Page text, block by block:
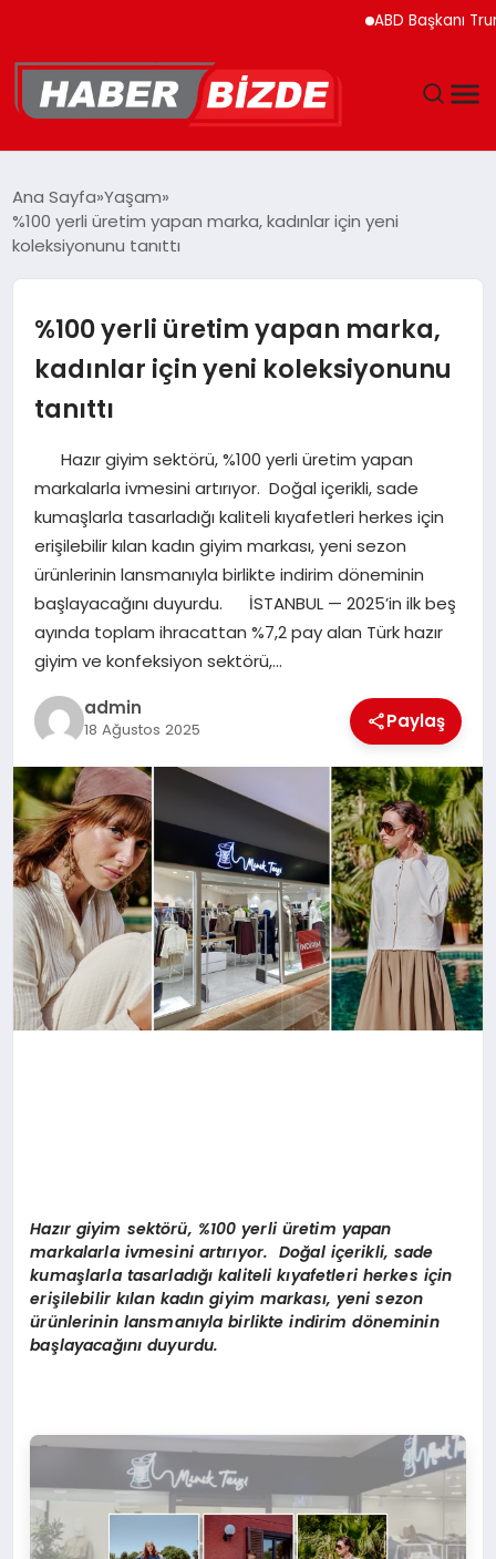
ABD Başkanı
YAŞAM
MAGAZIN
SPOR
TEKNOLOJI
Ana Sayfa Yaşam
%100 yerli üretim yapan marka, kadınlar için yeni
koleksiyonunu tanıttı
%100 yerli üretim yapan marka,
kadınlar için yeni koleksiyonunu
tanıttı
Hazır giyim sektörü, %100 yerli üretim yapan
markalarla ivmesini artırıyor. Doğal içerikli, sade
kumaşlarla tasarladığı kaliteli kıyafetleri herkes için
erişilebilir kılan kadın giyim markası, yeni sezon
ürünlerinin lansmanıyla birlikte indirim döneminin
başlayacağını duyurdu. İSTANBUL — 2025’in ilk beş
ayında toplam ihracattan %7,2 pay alan Türk hazır
giyim ve konfeksiyon sektörü,…
admin
18 Ağustos 2025 Paylaş
Hazır giyim sektörü, %100 yerli üretim yapan
markalarla ivmesini artırıyor. Doğal içerikli, sade
kumaşlarla tasarladığı kaliteli kıyafetleri herkes için
erişilebilir kılan kadın giyim markası, yeni sezon
ürünlerinin lansmanıyla birlikte indirim döneminin
başlayacağını duyurdu.